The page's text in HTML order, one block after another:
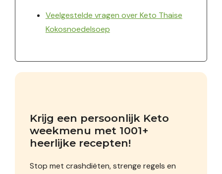
Veelgestelde vragen over Keto Thaise
Kokosnoedelsoep
Krijg een persoonlijk Keto
weekmenu met 1001+
heerlijke recepten!
Stop met crashdiëten, strenge regels en